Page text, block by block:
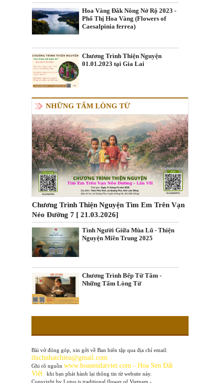
Hoa Vàng Đắk Nông Nở Rộ 2023 -
Phố Thị Hoa Vàng (Flowers of
Caesalpinia ferrea)
Chương Trình Thiện Nguyện
01.01.2023 tại Gia Lai
NHỮNG TẤM LÒNG TỪ
Chương Trình Thiện Nguyện Tìm Em Trên Vạn
Nẻo Đường 7 [ 21.03.2026]
Tình Người Giữa Mùa Lũ - Thiện
Nguyện Miền Trung 2025
Chương Trình Bếp Từ Tâm -
Những Tấm Lòng Từ
Bài vở đóng góp, xin gởi về Ban biên tập qua địa chỉ email:
thichnhatchieu@gmail.com
Ghi rõ nguồn www.hoasendatviet.com - Hoa Sen Đất
Việt
khi bạn phát hành lại thông tin từ website này.
Copyright by Lotus is traditional flower of Vietnam -